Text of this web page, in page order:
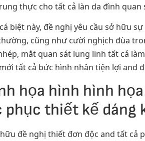
thực cho tất cả làn da đình quan
biệt này, đề nghị yêu cầu sở hữu
cũng như cười nghịch đùa
mắt quan sát lung linh tất cả
tất cả bức hình nhân tiện lợi and
họa hình hình
phục thiết kế dáng
đề nghị thiết đơn độc and tất